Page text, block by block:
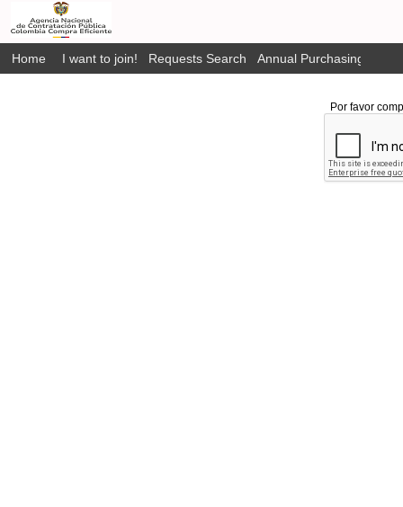
Home I want to join! Requests Search Annual Purchasing Plan
Por favor